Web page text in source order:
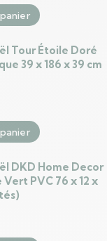
Tour Étoile Doré
39 x 186 x 39 cm
DKD Home Decor
Vert PVC 76 x 12 x